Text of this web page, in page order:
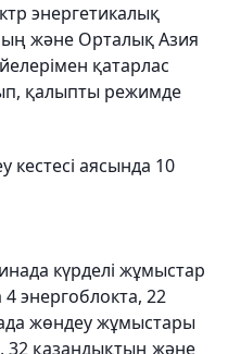
энергетикалық
және Орталық Азия
қатарлас
қалыпты режимде
кестесі аясында 10
күрделі жұмыстар
4 энергоблокта, 22
жөндеу жұмыстары
32 қазандықтың және